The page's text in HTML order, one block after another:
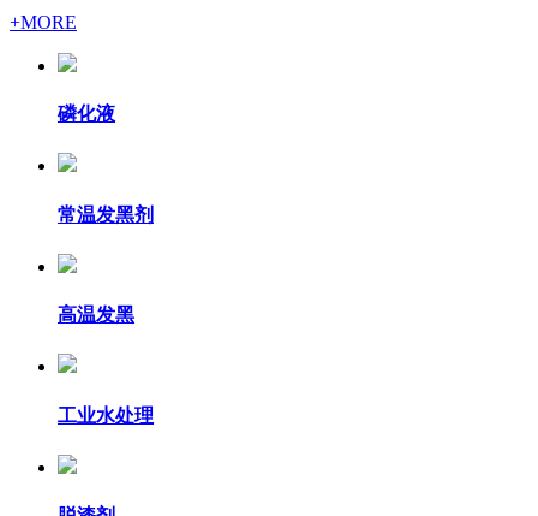
+MORE
磷化液
常温发黑剂
高温发黑
工业水处理